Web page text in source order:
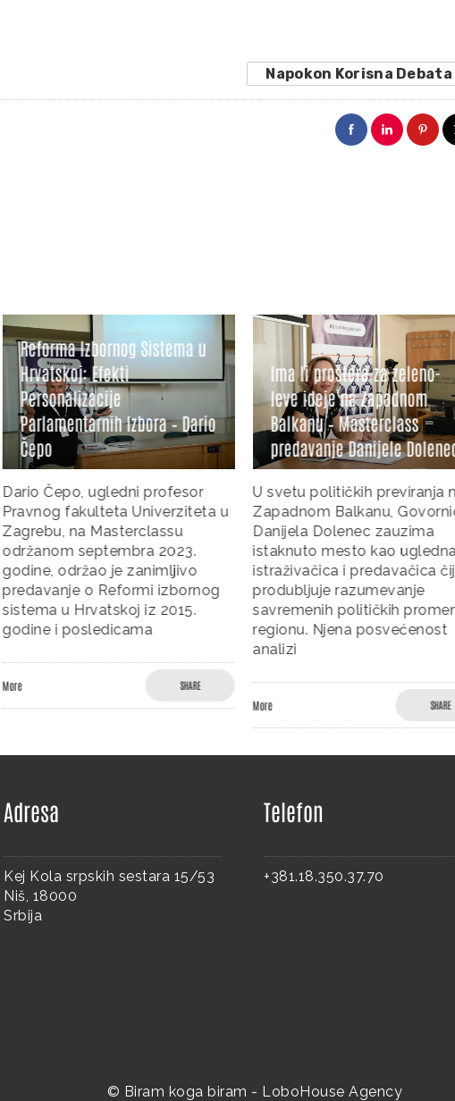
Napokon Korisna Debata
Reforma Izbornog Sistema u
Hrvatskoj: Efekti
Personalizacije
Parlamentarnih Izbora – Dario
Čepo
Dario Čepo, ugledni profesor
Pravnog fakulteta Univerziteta u
Zagrebu, na Masterclassu
održanom septembra 2023.
godine, održao je zanimljivo
predavanje o Reformi izbornog
sistema u Hrvatskoj iz 2015.
godine i posledicama
More SHARE
Ima li prostora za zeleno-
leve ideje na Zapadnom
Balkanu – Masterclass
predavanje Danijele Dolenec
U svetu političkih previranja na
Zapadnom Balkanu,
Danijela Dolenec zauzima
istaknuto mesto kao ugledna
istraživačica i predavačica čiji
produbljuje razumevanje
savremenih političkih
regionu. Njena posvećenost
analizi
More SHARE
Adresa
Kej Kola srpskih sestara 15/53
Niš, 18000
Srbija
Telefon
+381.18.350.37.70
© Biram koga biram - LoboHouse Agency